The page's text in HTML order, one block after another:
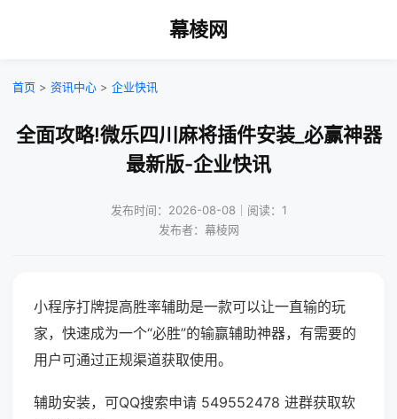
幕棱网
首页 > 资讯中心 > 企业快讯
全面攻略!微乐四川麻将插件安装_必赢神器
最新版-企业快讯
发布时间：2026-08-08｜阅读：1
发布者：幕棱网
小程序打牌提高胜率辅助是一款可以让一直输的玩
家，快速成为一个“必胜”的输赢辅助神器，有需要的
用户可通过正规渠道获取使用。
辅助安装，可QQ搜索申请 549552478 进群获取软